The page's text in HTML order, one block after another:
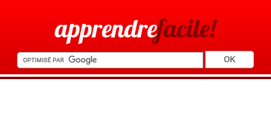
apprendrefacile!